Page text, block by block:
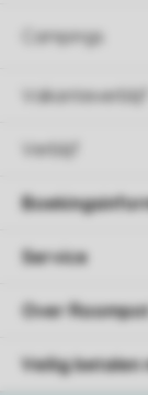
Campings
Vakantieverblijf
Verblijf
Service
Over Roompot
Veilig betalen